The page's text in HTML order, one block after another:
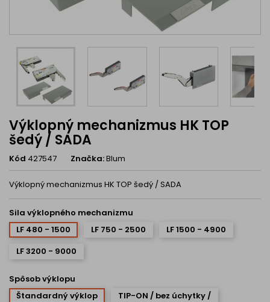
Výklopný mechanizmus HK TOP
šedý / SADA
Kód 427547 Značka:Blum
Výklopný mechanizmus HK TOP šedý / SADA
Sila výklopného mechanizmu
LF 480 - 1500
LF 750 - 2500
LF 1500 - 4900
LF 3200 - 9000
Spôsob výklopu
Štandardný výklop
TIP-ON / bez úchytky /